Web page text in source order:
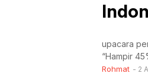
upacara
“Hampir
Rohmat 2